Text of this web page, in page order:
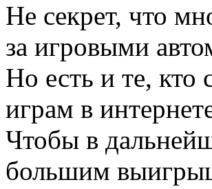
Не секрет, что
за игровыми
Но есть и те, кто
играм в
Чтобы в
большим